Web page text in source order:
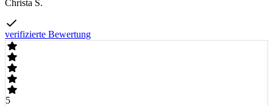
Christa S.
verifizierte Bewertung
5